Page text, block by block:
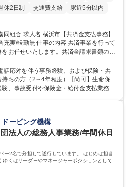
休2日制 交通費支給
駅近5分以内
金支払事務】
容 共済事業を行って
お任せいたします。共済金請求書類の受
のほか、加入者様や医療機関等からの問
共済金請求書類の受付、
する審査・事務処理業務全般を担当 ■専
必要書類の作成・発送作業 ■加入者様や
話応対を伴う事務経験、および保険・共
ちの方（2～4年程度）【尚可】生命保
、事故受付や保険金・給付金支払業務経
歴・資格 学歴：大学院
学力： 資格：
ーピング機構
法人の総務人事業務/年間休日
ー2名で分担して遂行しています。 はじめは担当
くはリーダーやマネージャーポジションとして活